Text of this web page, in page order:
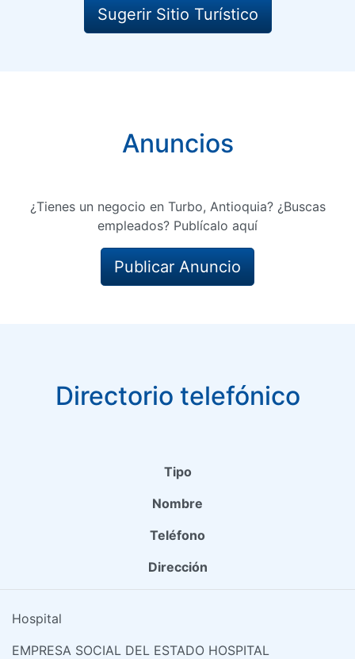
Sugerir Sitio Turístico
Anuncios
¿Tienes un negocio en Turbo, Antioquia? ¿Buscas
empleados? Publícalo aquí
Publicar Anuncio
Directorio telefónico
Tipo
Nombre
Teléfono
Dirección
Hospital
EMPRESA SOCIAL DEL ESTADO HOSPITAL